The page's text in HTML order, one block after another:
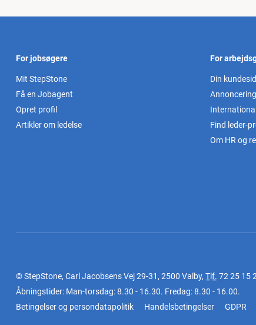
For jobsøgere
Mit StepStone
Få en Jobagent
Opret profil
Artikler om ledelse
For
Din
Annoncering
Find leder-
Om HR og
© StepStone, Carl Jacobsens Vej 29-31, 2500 Valby, Tlf. 72 25 15
Åbningstider: Man-torsdag: 8.30 - 16.30. Fredag: 8.30 - 16.00.
Betingelser og persondatapolitik
Handelsbetingelser GDPR